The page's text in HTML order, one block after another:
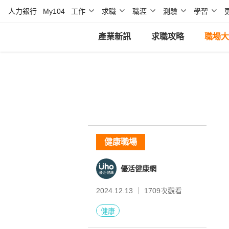
人力銀行 My104 工作 求職 職涯 測驗 學習
產業新訊 求職攻略 職場
健康職場
優活健康網
2024.12.13 ｜ 1709次觀看
健康